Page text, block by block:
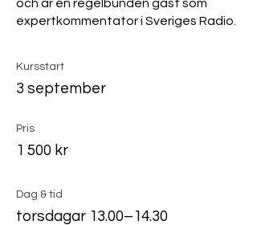
och är en regelbunden gäst som
expertkommentator i Sveriges Radio.
Kursstart
3 september
Pris
1 500 kr
Dag & tid
torsdagar 13.00–14.30